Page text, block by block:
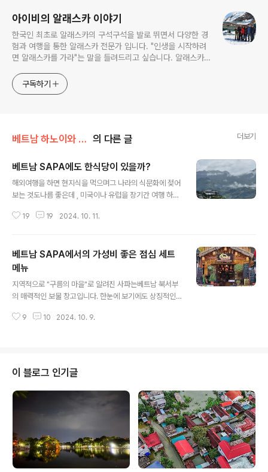
아이비의 알래스카 이야기
한국인 최초로 알래스카의 구석구석을 발로 뛰면서 다양한 경
험과 여행을 통한 알래스카 전문가 입니다. "인생을 시작하려
면 알래스카를 가라"는 말을 들려드리고 싶습니다. 알래스카
기도 합니다. 젖과 꿀이 흐르는 "알래스카" 자연속의 삶이 그
립다면 언제라도 알래스카로 오시기 바랍니다
구독하기
베트남 하노이와 사파,닌빈,짱안 이야기 의 다른 글 더보기
베트남 SAPA에도 한식당이 있을까?
해외여행을 하면 현지식을 먹으며그 나라의 식문화에 젖어
보는 것도나름 좋은데 , 미국이나 유럽을 장기간 여행 하다
남아에서는 그나마 한식과 비슷한 음식들이있어서 그걸로
지만, 사파에서 장기간지내다 보니, 매운 김치찌개가 생각
나기도하더군요. 걸어서 다니니 만약, 한식당이 있다면 만
날 수 있으리라 생각하고 골목골목 모두다니면서 유심히
살펴보았습니다.그렇게 하다가 만난 한식을 하는 레스토랑
향해서 고고씽! 오늘도 변함없이 사파는 안개와 구름 그리
19 19 2024. 10. 11.
베트남 SAPA에서의 가성비 좋은 점심 세트
메뉴
지역적으로 "구름의 마을"로 알려진 사파는베트남 북서부
의 매력적인 보물 창고입니다. 한눈에 보기에도 상징적인
다움으로 여행객을 쉽게 매료시킵니다. 자연이 부여된 사
양한 요리를 해서 내오는데베트남은 남부부터 북부까지 대
표적인 음식이21가지가 있는데 나중에 시간이 되면 소개
를해 드리기로 하겠습니다. 오늘은 구름과 안개가 너울너
울 춤추는 경치를바라보며 레스토랑에 들러 세트 메뉴를주
문해 보았습니다.불과 7,000원에도 불구하고 다양한 코스
요리를맛볼 수 있어 너무나 좋았습니다. 그럼, 오늘..
9 10 2024. 10. 9.
이 블로그 인기글